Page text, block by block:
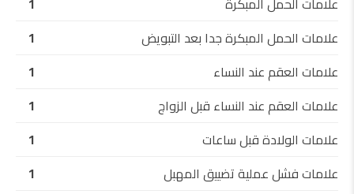
علامات الحمل المبكرة جدا بعد التبويض
1
علامات العقم عند النساء
1
علامات العقم عند النساء قبل الزواج
1
علامات الولادة قبل ساعات
1
علامات فشل عملية تضييق المهبل
1